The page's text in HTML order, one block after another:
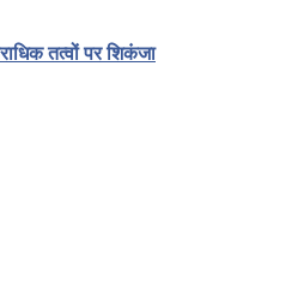
तत्वों पर शिकंजा